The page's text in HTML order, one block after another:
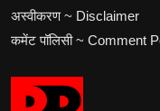
अस्वीकरण ~ Disclaimer
कमेंट पॉलिसी ~ Comment